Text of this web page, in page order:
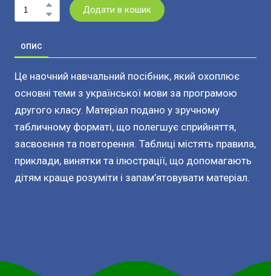
Додати в кошик
ОПИС
Це наочний навчальний посібник, який охоплює
основні теми з української мови за програмою
другого класу. Матеріал подано у зручному
табличному форматі, що полегшує сприйняття,
засвоєння та повторення. Таблиці містять правила,
приклади, винятки та ілюстрації, що допомагають
дітям краще розуміти і запам’ятовувати матеріал.